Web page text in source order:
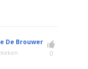
De Brouwer
0